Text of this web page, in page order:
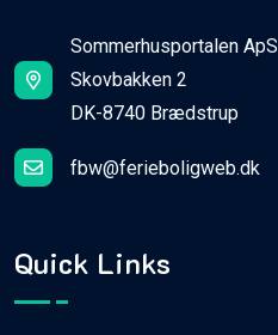
Sommerhusportalen ApS
Skovbakken 2
DK-8740 Brædstrup
fbw@ferieboligweb.dk
Quick Links